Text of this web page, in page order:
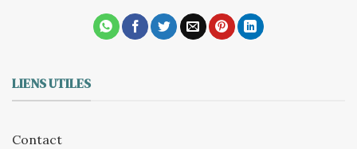
LIENS UTILES
Contact